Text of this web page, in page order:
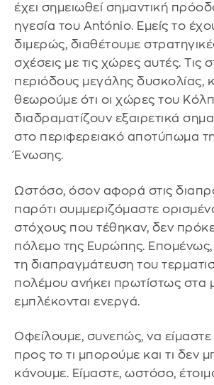
έχει σημειωθεί σημαντική
ηγεσία του António. Εμείς το
διμερώς, διαθέτουμε
σχέσεις με τις χώρες αυτές. Τις
περιόδους μεγάλης δυσκολίας,
θεωρούμε ότι οι χώρες του
διαδραματίζουν εξαιρετικά
στο περιφερειακό αποτύπωμα
Ένωσης.
Ωστόσο, όσον αφορά στις
παρότι συμμεριζόμαστε
στόχους που τέθηκαν, δεν
πόλεμο της Ευρώπης. Επομένως,
τη διαπραγμάτευση του
πολέμου ανήκει πρωτίστως στα
εμπλέκονται ενεργά.
Οφείλουμε, συνεπώς, να είμαστε
προς το τι μπορούμε και τι δεν
κάνουμε. Είμαστε, ωστόσο,